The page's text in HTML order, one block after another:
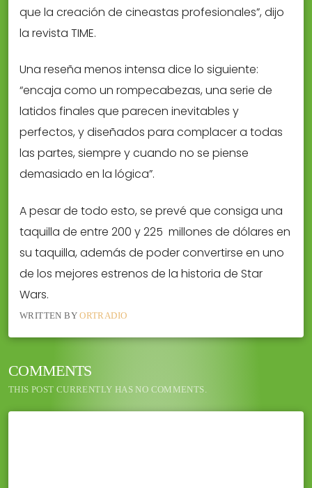
que la creación de cineastas profesionales”, dijo
la revista TIME.
Una reseña menos intensa dice lo siguiente:
“encaja como un rompecabezas, una serie de
latidos finales que parecen inevitables y
perfectos, y diseñados para complacer a todas
las partes, siempre y cuando no se piense
demasiado en la lógica”.
A pesar de todo esto, se prevé que consiga una
taquilla de entre 200 y 225 millones de dólares en
su taquilla, además de poder convertirse en uno
de los mejores estrenos de la historia de Star
Wars.
WRITTEN BYORTRADIO
COMMENTS
THIS POST CURRENTLY HAS NO COMMENTS.